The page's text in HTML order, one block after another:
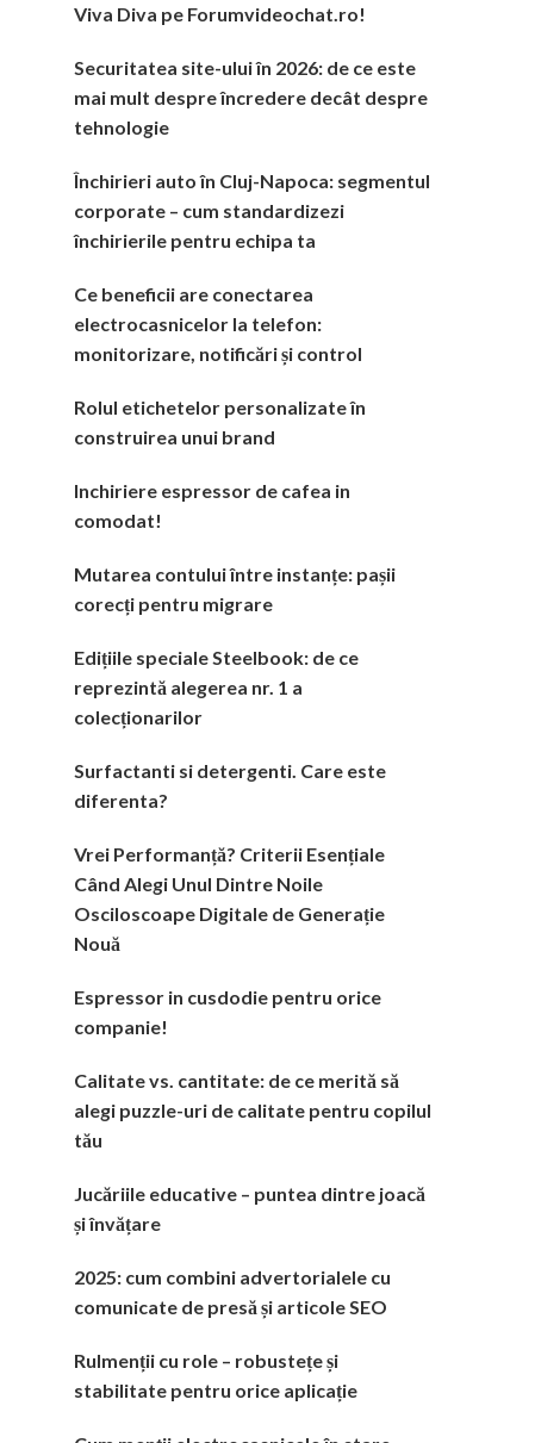
Viva Diva pe Forumvideochat.ro!
Securitatea site-ului în 2026: de ce este
mai mult despre încredere decât despre
tehnologie
Închirieri auto în Cluj-Napoca: segmentul
corporate – cum standardizezi
închirierile pentru echipa ta
Ce beneficii are conectarea
electrocasnicelor la telefon:
monitorizare, notificări și control
Rolul etichetelor personalizate în
construirea unui brand
Inchiriere espressor de cafea in
comodat!
Mutarea contului între instanțe: pașii
corecți pentru migrare
Edițiile speciale Steelbook: de ce
reprezintă alegerea nr. 1 a
colecționarilor
Surfactanti si detergenti. Care este
diferenta?
Vrei Performanță? Criterii Esențiale
Când Alegi Unul Dintre Noile
Osciloscoape Digitale de Generație
Nouă
Espressor in cusdodie pentru orice
companie!
Calitate vs. cantitate: de ce merită să
alegi puzzle-uri de calitate pentru copilul
tău
Jucăriile educative – puntea dintre joacă
și învățare
2025: cum combini advertorialele cu
comunicate de presă și articole SEO
Rulmenții cu role – robustețe și
stabilitate pentru orice aplicație